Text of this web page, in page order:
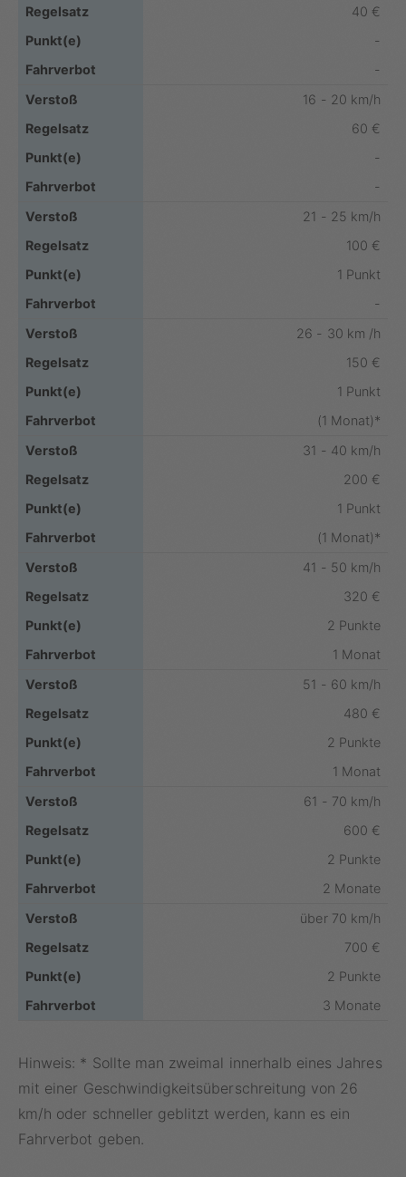
40 €
-
-
16 - 20 km/h
60 €
-
-
21 - 25 km/h
100 €
1 Punkt
-
26 - 30 km /h
150 €
1 Punkt
(1 Monat)*
31 - 40 km/h
200 €
1 Punkt
(1 Monat)*
41 - 50 km/h
320 €
2 Punkte
1 Monat
51 - 60 km/h
480 €
2 Punkte
1 Monat
61 - 70 km/h
600 €
2 Punkte
2 Monate
über 70 km/h
700 €
2 Punkte
3 Monate
Hinweis: * Sollte man zweimal innerhalb eines Jahres
mit einer Geschwindigkeitsüberschreitung von 26
km/h oder schneller geblitzt werden, kann es ein
Fahrverbot geben.